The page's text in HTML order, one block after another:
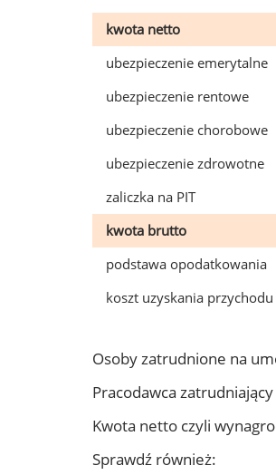
kwota netto
ubezpieczenie emerytalne
ubezpieczenie rentowe
ubezpieczenie chorobowe
ubezpieczenie zdrowotne
zaliczka na PIT
kwota brutto
podstawa opodatkowania
koszt uzyskania przychodu
Osoby zatrudnione na
Pracodawca
Kwota netto czyli
Sprawdź również: